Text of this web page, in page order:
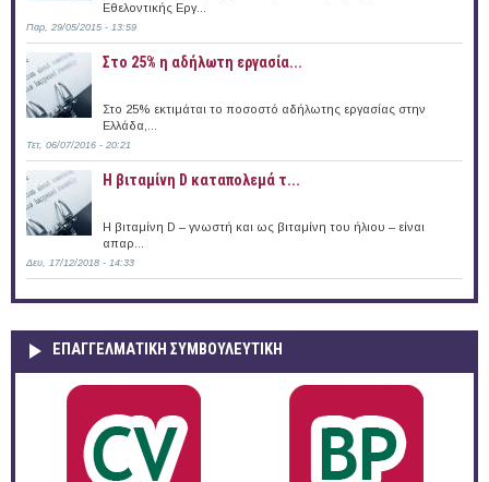
Εθελοντικής Εργ...
Παρ, 29/05/2015 - 13:59
Στο 25% η αδήλωτη εργασία...
Στο 25% εκτιμάται το ποσοστό αδήλωτης εργασίας στην
Ελλάδα,...
Τετ, 06/07/2016 - 20:21
Η βιταμίνη D καταπολεμά τ...
Η βιταμίνη D – γνωστή και ως βιταμίνη του ήλιου – είναι
απαρ...
Δευ, 17/12/2018 - 14:33
ΕΠΑΓΓΕΛΜΑΤΙΚΉ ΣΥΜΒΟΥΛΕΥΤΙΚΉ